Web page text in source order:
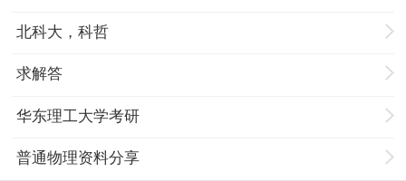
北科大，科哲
求解答
华东理工大学考研
普通物理资料分享